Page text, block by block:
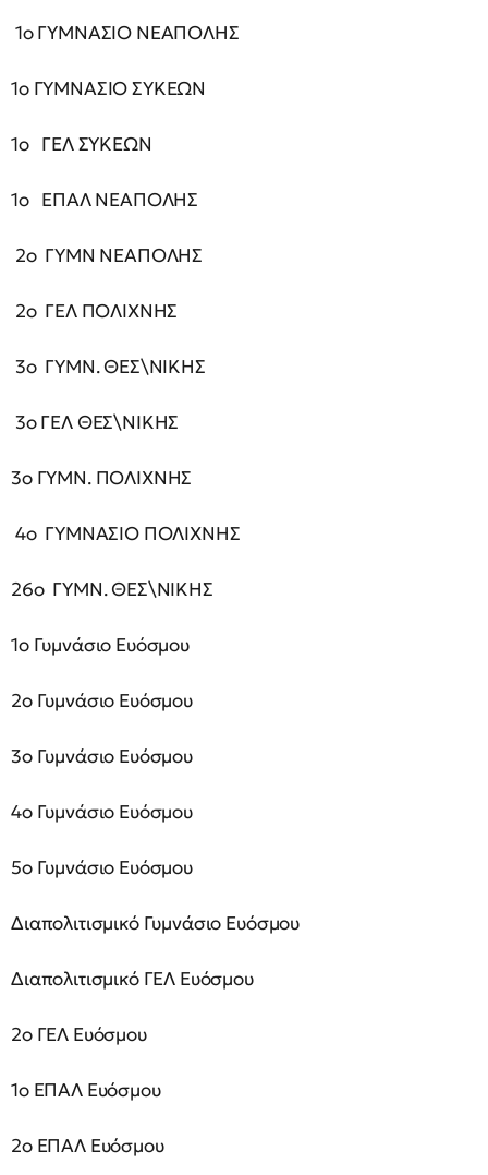
1ο ΓΥΜΝΑΣΙΟ ΝΕΑΠΟΛΗΣ
1ο ΓΥΜΝΑΣΙΟ ΣΥΚΕΩΝ
1ο ΓΕΛ ΣΥΚΕΩΝ
1ο ΕΠΑΛ ΝΕΑΠΟΛΗΣ
2ο ΓΥΜΝ ΝΕΑΠΟΛΗΣ
2ο ΓΕΛ ΠΟΛΙΧΝΗΣ
3ο ΓΥΜΝ. ΘΕΣ\ΝΙΚΗΣ
3ο ΓΕΛ ΘΕΣ\ΝΙΚΗΣ
3ο ΓΥΜΝ. ΠΟΛΙΧΝΗΣ
4ο ΓΥΜΝΑΣΙΟ ΠΟΛΙΧΝΗΣ
26ο ΓΥΜΝ. ΘΕΣ\ΝΙΚΗΣ
1ο Γυμνάσιο Ευόσμου
2ο Γυμνάσιο Ευόσμου
3ο Γυμνάσιο Ευόσμου
4ο Γυμνάσιο Ευόσμου
5ο Γυμνάσιο Ευόσμου
Διαπολιτισμικό Γυμνάσιο Ευόσμου
Διαπολιτισμικό ΓΕΛ Ευόσμου
2ο ΓΕΛ Ευόσμου
1ο ΕΠΑΛ Ευόσμου
2ο ΕΠΑΛ Ευόσμου